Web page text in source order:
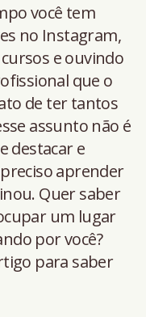
você tem
no Instagram,
e ouvindo
que o
de ter tantos
assunto não é
destacar e
aprender
Quer saber
um lugar
por você?
para saber